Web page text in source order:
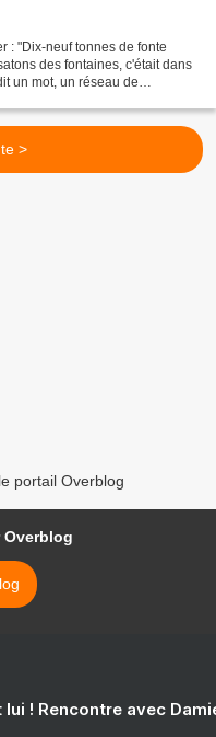
: "Dix-neuf tonnes de fonte
des fontaines, c'était dans
un mot, un réseau de
>
portail Overblog
Overblog
! Rencontre avec